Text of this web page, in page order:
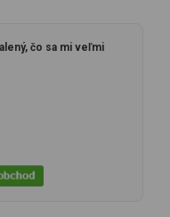
čo sa mi veľmi